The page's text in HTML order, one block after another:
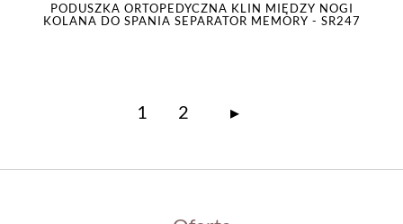
PODUSZKA ORTOPEDYCZNA KLIN MIĘDZY NOGI
KOLANA DO SPANIA SEPARATOR MEMORY - SR247
1 2 ▸